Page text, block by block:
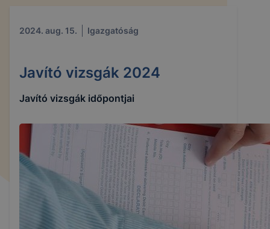
2024. aug. 15. Igazgatóság
Javító vizsgák 2024
Javító vizsgák időpontjai